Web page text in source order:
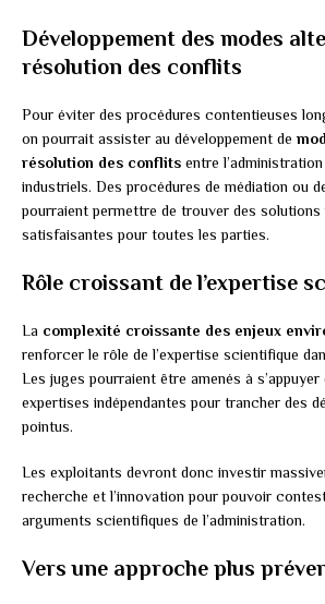
Développement des modes
résolution des conflits
Pour éviter des procédures contentieuses
on pourrait assister au développement de
résolution des conflits entre
industriels. Des procédures de médiation ou
pourraient permettre de trouver des solutions
satisfaisantes pour toutes les parties.
Rôle croissant de l’expertise
La complexité croissante des enjeux
renforcer le rôle de l’expertise scientifique
Les juges pourraient être amenés à
expertises indépendantes pour trancher des
pointus.
Les exploitants devront donc investir
recherche et l’innovation pour pouvoir
arguments scientifiques de l’administration.
Vers une approche plus